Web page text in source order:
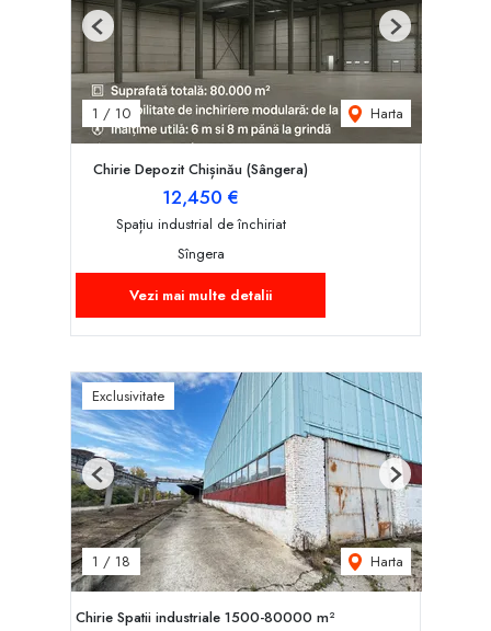
1 / 10 Harta
Previous Next
Chirie Depozit Chișinău (Sângera)
12,450 €
Spațiu industrial de închiriat
Sîngera
Vezi mai multe detalii
Exclusivitate
1 / 18 Harta
Previous Next
Chirie Spatii industriale 1500-80000 m²